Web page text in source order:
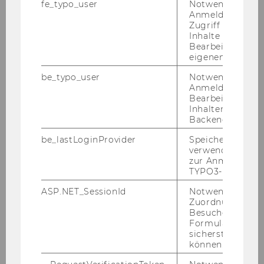
Pro­gramm
Nationale Symposien und Tagungen
fe_typo_user
Notwendig für
Anmeldung und
Zugriff auf
Inhalte oder zur
Bearbeitung des
eigenen Profils.
be_typo_user
Notwendig für
Anmeldung und
Bearbeitung von
Inhalten im
Backend.
be_lastLoginProvider
Speichert die
verwendete
zur Anmeldung
TYPO3-Backend.
ASP.NET_SessionId
Notwendig, um
Zuordnung von
Besucher zu
sicherstellen zu
können.